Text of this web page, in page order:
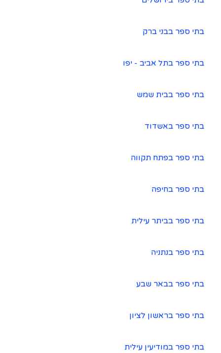
בתי ספר בבני ברק
בתי ספר בתל אביב - יפו
בתי ספר בבית שמש
בתי ספר באשדוד
בתי ספר בפתח תקווה
בתי ספר בחיפה
בתי ספר בביתר עילית
בתי ספר בנתניה
בתי ספר בבאר שבע
בתי ספר בראשון לציון
בתי ספר במודיעין עילית